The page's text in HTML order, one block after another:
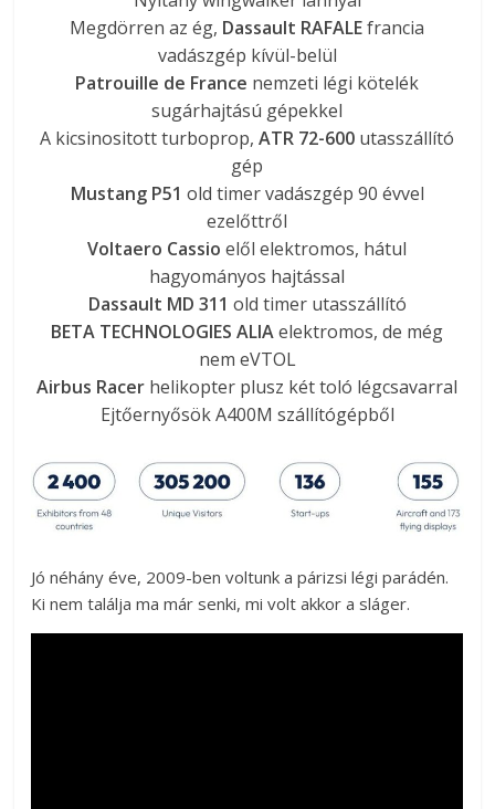
Megdörren az ég, Dassault RAFALEfrancia
vadászgép kívül-belül
Patrouille de France nemzeti légi kötelék
sugárhajtású gépekkel
A kicsinositott turboprop,ATR 72-600 utasszállító
gép
Mustang P51 old timer vadászgép 90 évvel
ezelőttről
Voltaero Cassio elől elektromos, hátul
hagyományos hajtással
Dassault MD 311 old timer utasszállító
BETA TECHNOLOGIES ALIAelektromos, de még
nem eVTOL
Airbus Racer helikopter plusz két toló légcsavarral
Ejtőernyősök A400M szállítógépből
Jó néhány éve, 2009-ben voltunk a párizsi légi parádén.
Ki nem találja ma már senki, mi volt akkor a sláger.